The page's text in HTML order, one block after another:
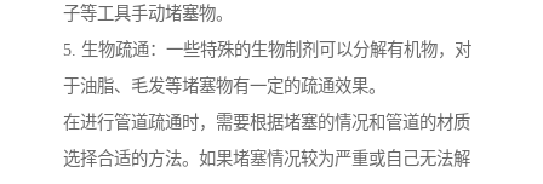
子等工具手动堵塞物。
5. 生物疏通：一些特殊的生物制剂可以分解有机物，对
于油脂、毛发等堵塞物有一定的疏通效果。
在进行管道疏通时，需要根据堵塞的情况和管道的材质
选择合适的方法。如果堵塞情况较为严重或自己无法解